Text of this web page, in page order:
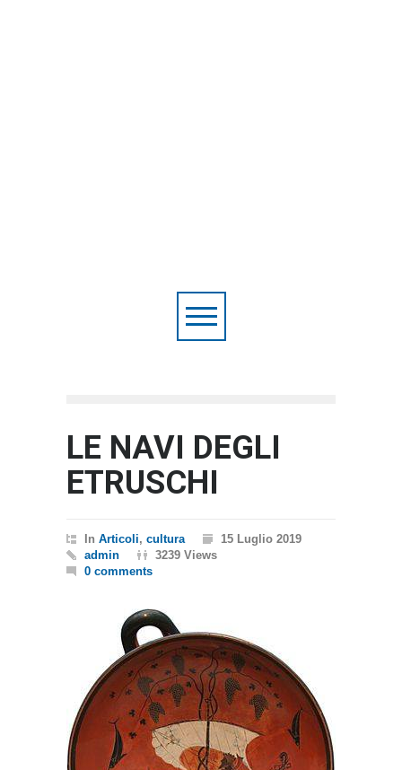
LE NAVI DEGLI
ETRUSCHI
In Articoli, cultura
15 Luglio 2019
admin
3239 Views
0 comments